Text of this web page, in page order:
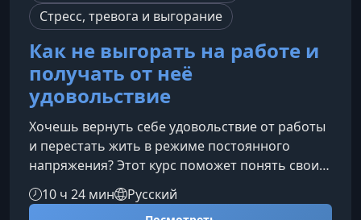
Стресс, тревога и выгорание
Как не выгорать на работе и
получать от неё
удовольствие
Хочешь вернуть себе удовольствие от работы
и перестать жить в режиме постоянного
напряжения? Этот курс поможет понять свои
истинные потребности, восстановить энергию
и научиться работать в комфортном ритме,
10 ч 24 мин Русский